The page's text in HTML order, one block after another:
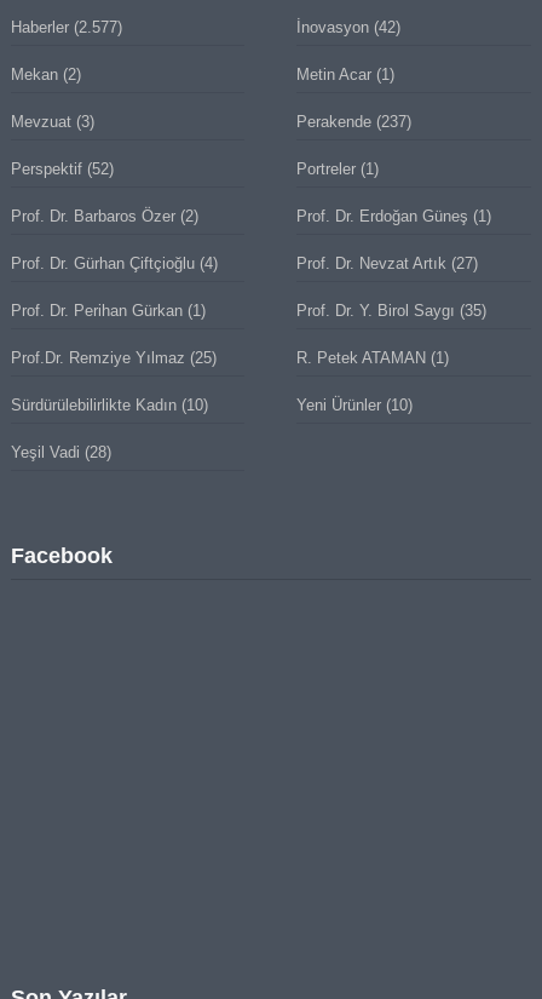
Haberler(2.577) İnovasyon (42)
Mekan(2) Metin Acar (1)
Mevzuat(3) Perakende (237)
Perspektif(52) Portreler (1)
Prof. Dr. Barbaros Özer(2) Prof. Dr. Erdoğan Güneş (1)
Prof. Dr. Gürhan Çiftçioğlu(4) Prof. Dr. Nevzat Artık (27)
Prof. Dr. Perihan Gürkan(1) Prof. Dr. Y. Birol Saygı (35)
Prof.Dr. Remziye Yılmaz (25) R. Petek ATAMAN (1)
Sürdürülebilirlikte Kadın(10) Yeni Ürünler (10)
Yeşil Vadi (28)
Facebook